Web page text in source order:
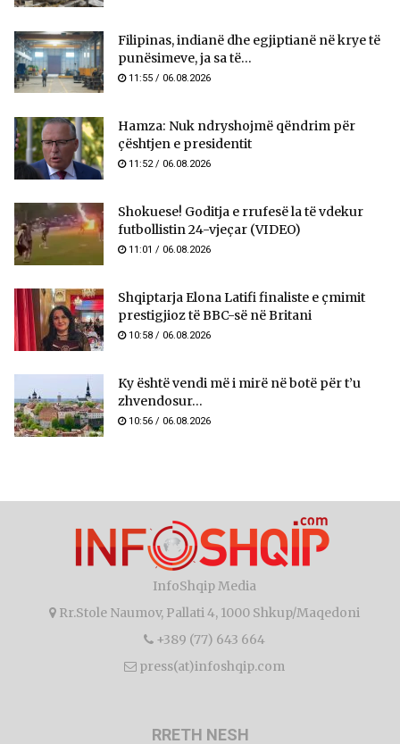
Filipinas, indianë dhe egjiptianë në krye të
punësimeve, ja sa të...
11:55 / 06.08.2026
Hamza: Nuk ndryshojmë qëndrim për
çështjen e presidentit
11:52 / 06.08.2026
Shokuese! Goditja e rrufesë la të vdekur
futbollistin 24-vjeçar (VIDEO)
11:01 / 06.08.2026
Shqiptarja Elona Latifi finaliste e çmimit
prestigjioz të BBC-së në Britani
10:58 / 06.08.2026
Ky është vendi më i mirë në botë për t’u
zhvendosur...
10:56 / 06.08.2026
InfoShqip Media
Rr.Stole Naumov, Pallati 4, 1000 Shkup/Maqedoni
+389 (77) 643 664
press(at)infoshqip.com
RRETH NESH